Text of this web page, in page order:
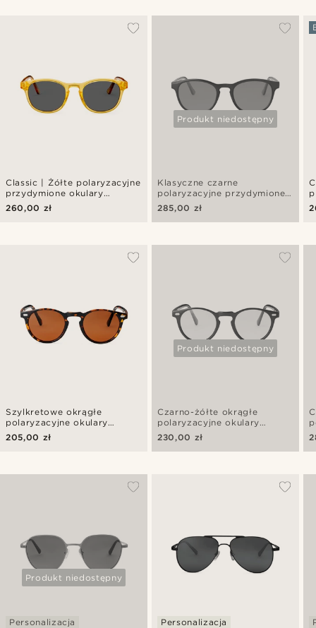
Classic | Żółte polaryzacyjne
przydymione okulary
przeciwsłoneczne
260,00 zł
Produkt niedostępny
Klasyczne czarne
polaryzacyjne przydymione
okulary przeciwsłoneczne
285,00 zł
Szylkretowe okrągłe
polaryzacyjne okulary
przeciwsłoneczne retro
205,00 zł
Produkt niedostępny
Czarno-żółte okrągłe
polaryzacyjne okulary
przeciwsłoneczne retro
230,00 zł
Produkt niedostępny
Personalizacja Personalizacja